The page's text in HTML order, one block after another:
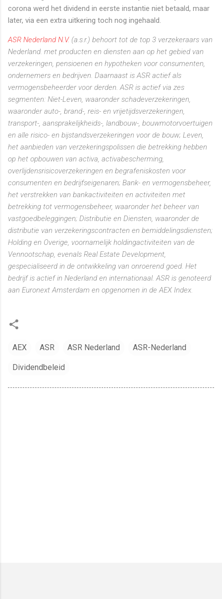
corona werd het dividend in eerste instantie niet betaald, maar
later, via een extra uitkering toch nog ingehaald.
ASR Nederland N.V. (a.s.r.) behoort tot de top 3 verzekeraars van
Nederland. met producten en diensten aan op het gebied van
verzekeringen, pensioenen en hypotheken voor consumenten,
ondernemers en bedrijven. Daarnaast is ASR actief als
vermogensbeheerder voor derden. ASR is actief via zes
segmenten: Niet-Leven, waaronder schadeverzekeringen,
waaronder auto-, brand-, reis- en vrijetijdsverzekeringen,
transport-, aansprakelijkheids-, landbouw-, bouwmotorvoertuigen
en alle risico- en bijstandsverzekeringen voor de bouw; Leven,
het aanbieden van verzekeringspolissen die betrekking hebben
op het opbouwen van activa, activabescherming,
overlijdensrisicoverzekeringen en begrafeniskosten voor
consumenten en bedrijfseigenaren; Bank- en vermogensbeheer,
het verstrekken van bankactiviteiten en activiteiten met
betrekking tot vermogensbeheer, waaronder het beheer van
vastgoedbeleggingen; Distributie en Diensten, waaronder de
distributie van verzekeringscontracten en bemiddelingsdiensten;
Holding en Overige, voornamelijk holdingactiviteiten van de
Vennootschap, evenals Real Estate Development,
gespecialiseerd in de ontwikkeling van onroerend goed. Het
bedrijf is actief in Nederland en internationaal. ASR is genoteerd
aan Euronext Amsterdam en opgenomen in de AEX Index.
AEX ASR ASR Nederland ASR-Nederland
Dividendbeleid